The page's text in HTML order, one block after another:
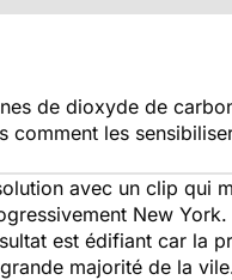
de dioxyde de
comment les
avec un clip qui
New York.
est édifiant car la
majorité de la